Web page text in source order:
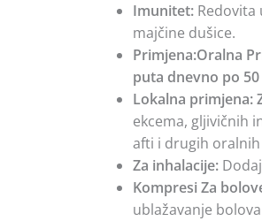
Imunitet:
majčine dušice.
Primjena:Oralna
puta dnevno po
Lokalna primjena:
ekcema, gljivičnih
afti i drugih oralnih
Za inhalacije:
Kompresi Za
ublažavanje